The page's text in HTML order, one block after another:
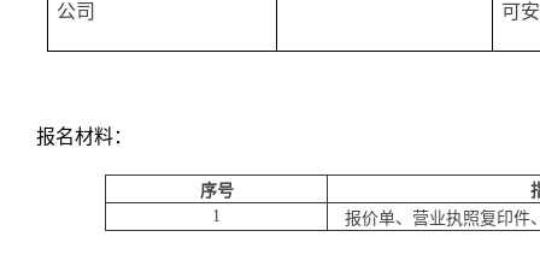
公司
可
报名材料：
序号
1
报价单、营业执照复印件